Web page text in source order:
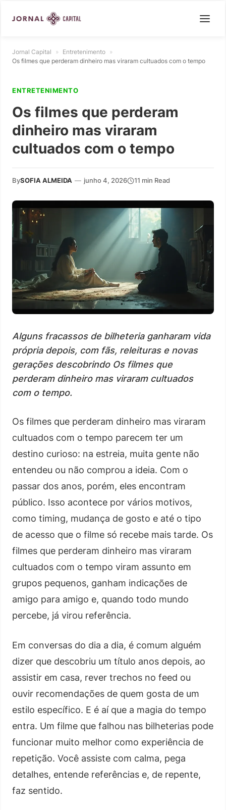
Jornal Capital » Entretenimento »
Os filmes que perderam dinheiro mas viraram cultuados com o tempo
ENTRETENIMENTO
Os filmes que perderam
dinheiro mas viraram
cultuados com o tempo
BySOFIA ALMEIDA — junho 4, 2026 11 min Read
Alguns fracassos de bilheteria ganharam vida
própria depois, com fãs, releituras e novas
gerações descobrindo Os filmes que
perderam dinheiro mas viraram cultuados
com o tempo.
Os filmes que perderam dinheiro mas viraram
cultuados com o tempo parecem ter um
destino curioso: na estreia, muita gente não
entendeu ou não comprou a ideia. Com o
passar dos anos, porém, eles encontram
público. Isso acontece por vários motivos,
como timing, mudança de gosto e até o tipo
de acesso que o filme só recebe mais tarde. Os
filmes que perderam dinheiro mas viraram
cultuados com o tempo viram assunto em
grupos pequenos, ganham indicações de
amigo para amigo e, quando todo mundo
percebe, já virou referência.
Em conversas do dia a dia, é comum alguém
dizer que descobriu um título anos depois, ao
assistir em casa, rever trechos no feed ou
ouvir recomendações de quem gosta de um
estilo específico. E é aí que a magia do tempo
entra. Um filme que falhou nas bilheterias pode
funcionar muito melhor como experiência de
repetição. Você assiste com calma, pega
detalhes, entende referências e, de repente,
faz sentido.